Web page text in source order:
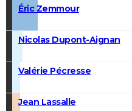
Éric Zemmour
Nicolas Dupont-Aignan
Valérie Pécresse
Jean Lassalle